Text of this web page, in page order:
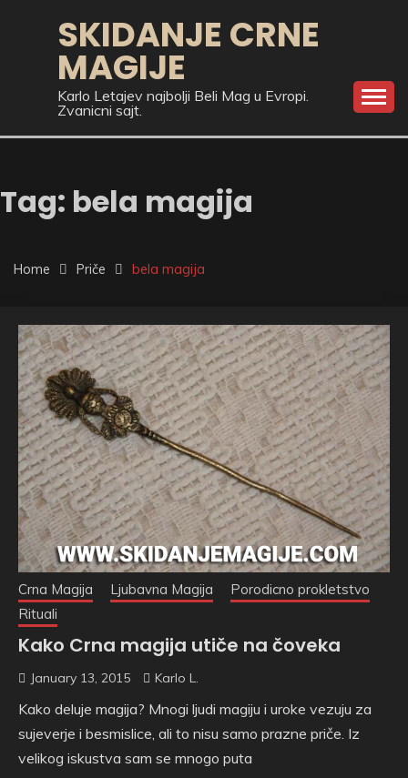
SKIDANJE CRNE
MAGIJE
Karlo Letajev najbolji Beli Mag u Evropi.
Zvanicni sajt.
Tag: bela magija
Home Priče bela magija
Crna Magija Ljubavna Magija
Porodicno prokletstvo
Rituali
Kako Crna magija utiče na čoveka
January 13, 2015 Karlo L.
Kako deluje magija? Mnogi ljudi magiju i uroke vezuju za
sujeverje i besmislice, ali to nisu samo prazne priče. Iz
velikog iskustva sam se mnogo puta